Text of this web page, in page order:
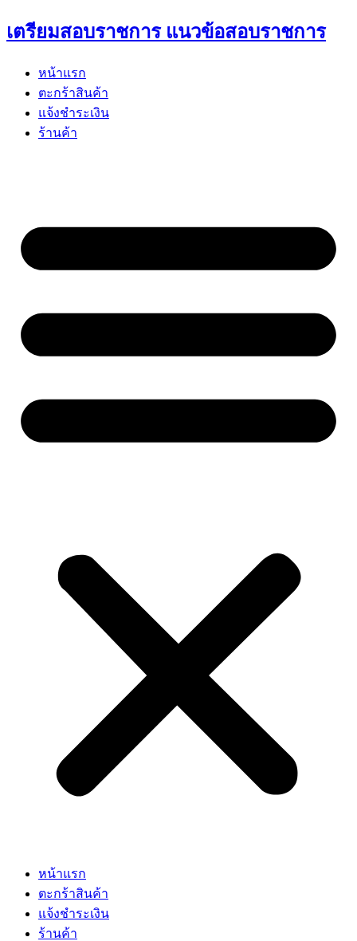
Skip
to
เตรียมสอบราชการ แนวข้อสอบราชการ
หน้าแรก
ตะกร้าสินค้า
แจ้งชำระเงิน
ร้านค้า
หน้าแรก
ตะกร้าสินค้า
แจ้งชำระเงิน
ร้านค้า